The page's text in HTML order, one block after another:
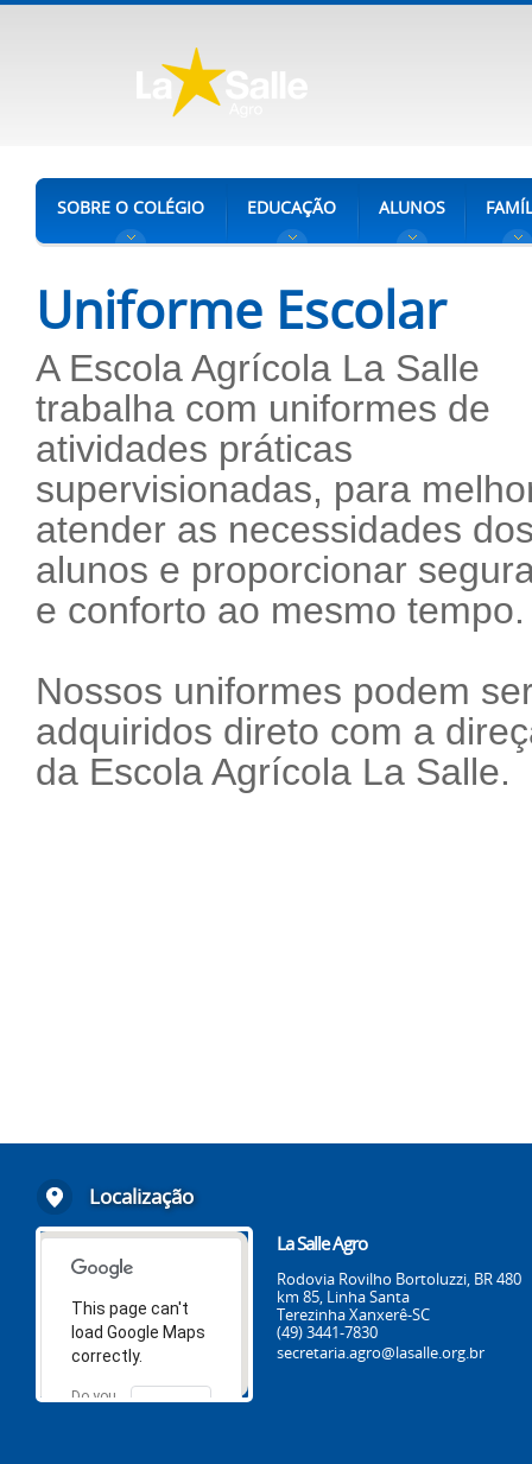
SOBRE O COLÉGIO EDUCAÇÃO ALUNOS
Uniforme Escolar
A Escola Agrícola La Salle
trabalha com uniformes de
atividades práticas
supervisionadas, para
atender as necessidades
alunos e proporcionar
e conforto ao mesmo
Nossos uniformes podem
adquiridos direto com a
da Escola Agrícola La Salle.
Localização
This page can't
load Google Maps
correctly.
Do you
OK
La Salle Agro
Rodovia Rovilho Bortoluzzi, BR 480
km 85, Linha Santa
Terezinha Xanxerê-SC
(49) 3441-7830
secretaria.agro@lasalle.org.br